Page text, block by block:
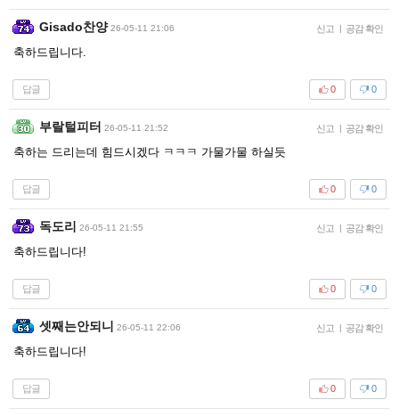
Gisado찬양 26-05-11 21:06 신고 | 공감 확인
축하드립니다.
답글 0
0
부랄털피터 26-05-11 21:52 신고 | 공감 확인
축하는 드리는데 힘드시겠다 ㅋㅋㅋ 가물가물 하실듯
답글 0
0
독도리 26-05-11 21:55 신고 | 공감 확인
축하드립니다!
답글 0
0
셋째는안되니 26-05-11 22:06 신고 | 공감 확인
축하드립니다!
답글 0
0